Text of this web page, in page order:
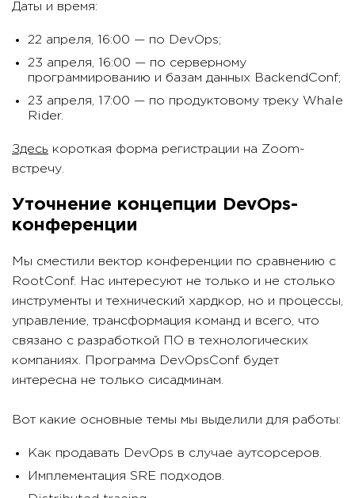
Даты и время:
22 апреля, 16:00 — по DevOps;
23 апреля, 16:00 — по серверному
программированию и базам данных BackendConf;
23 апреля, 17:00 — по продуктовому треку Whale
Rider.
Здесь короткая форма регистрации на Zoom-
встречу.
Уточнение концепции DevOps-
конференции
Мы сместили вектор конференции по сравнению с
RootConf. Нас интересуют не только и не столько
инструменты и технический хардкор, но и процессы,
управление, трансформация команд и всего, что
связано с разработкой ПО в технологических
компаниях. Программа DevOpsConf будет
интересна не только сисадминам.
Вот какие основные темы мы выделили для работы:
Как продавать DevOps в случае аутсорсеров.
Имплементация SRE подходов.